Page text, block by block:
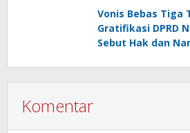
Vonis Bebas Tiga
Gratifikasi DPRD
Sebut Hak dan
Komentar